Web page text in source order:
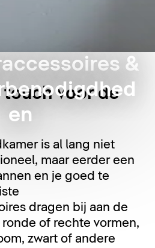
&
en
touch voor de
is al lang niet
maar eerder een
en je goed te
dragen bij aan de
of rechte vormen,
zwart of andere